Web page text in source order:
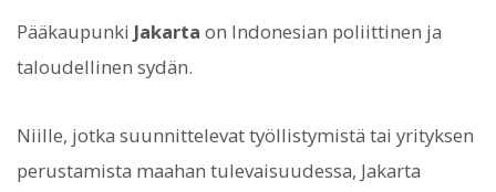
Pääkaupunki Jakarta on Indonesian poliittinen ja
taloudellinen sydän.
Niille, jotka suunnittelevat työllistymistä tai yrityksen
perustamista maahan tulevaisuudessa, Jakarta